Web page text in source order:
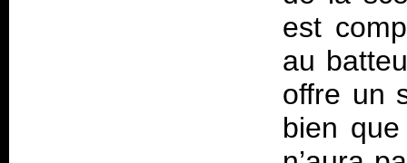
est
au
offre un
bien